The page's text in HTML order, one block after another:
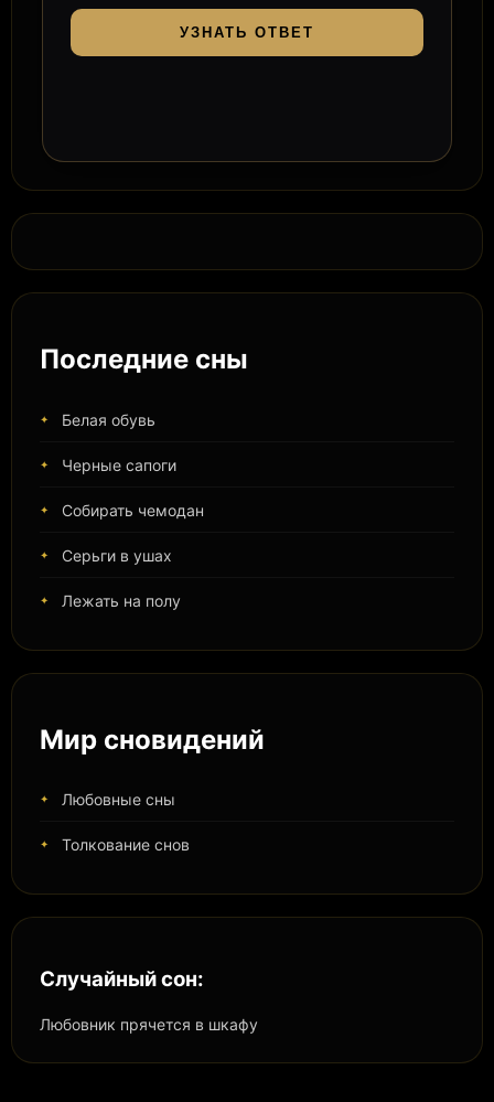
УЗНАТЬ ОТВЕТ
Последние сны
Белая обувь
Черные сапоги
Собирать чемодан
Серьги в ушах
Лежать на полу
Мир сновидений
Любовные сны
Толкование снов
Случайный сон:
Любовник прячется в шкафу